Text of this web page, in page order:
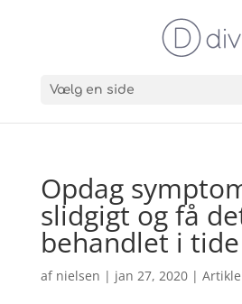
Vælg en side
Opdag
slidgigt og få
behandlet i tide
af nielsen | jan 27, 2020|